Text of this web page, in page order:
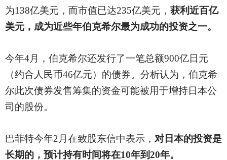
为138亿美元，而市值已达235亿美元， 获利近百亿
美元，成为近些年伯克希尔最为成功的投资之一。
今年4月，伯克希尔还发行了一笔总额900亿日元
（约合人民币46亿元）的债券。分析认为，伯克希
尔此次债券发售筹集的资金可能被用于增持日本公
司的股份。
巴菲特今年2月在致股东信中表示， 对日本的投资是
长期的，预计持有时间将在10年到20年。